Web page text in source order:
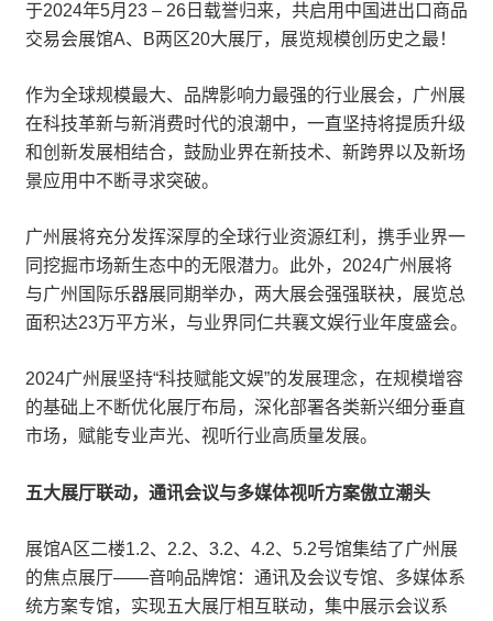
于2024年5月23 – 26日载誉归来，共启用中国进出口商品
交易会展馆A、B两区20大展厅，展览规模创历史之最！
作为全球规模最大、品牌影响力最强的行业展会，广州展
在科技革新与新消费时代的浪潮中，一直坚持将提质升级
和创新发展相结合，鼓励业界在新技术、新跨界以及新场
景应用中不断寻求突破。
广州展将充分发挥深厚的全球行业资源红利，携手业界一
同挖掘市场新生态中的无限潜力。此外，2024广州展将
与广州国际乐器展同期举办，两大展会强强联袂，展览总
面积达23万平方米，与业界同仁共襄文娱行业年度盛会。
2024广州展坚持“科技赋能文娱”的发展理念，在规模增容
的基础上不断优化展厅布局，深化部署各类新兴细分垂直
市场，赋能专业声光、视听行业高质量发展。
五大展厅联动，通讯会议与多媒体视听方案傲立潮头
展馆A区二楼1.2、2.2、3.2、4.2、5.2号馆集结了广州展
的焦点展厅——音响品牌馆：通讯及会议专馆、多媒体系
统方案专馆，实现五大展厅相互联动，集中展示会议系